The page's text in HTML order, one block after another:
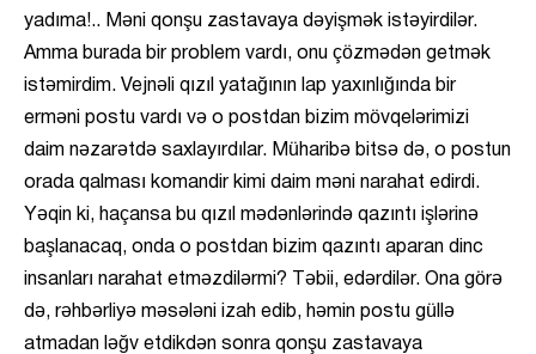
yadıma!.. Məni qonşu zastavaya dəyişmək istəyirdilər.
Amma burada bir problem vardı, onu çözmədən getmək
istəmirdim. Vejnəli qızıl yatağının lap yaxınlığında bir
erməni postu vardı və o postdan bizim mövqelərimizi
daim nəzarətdə saxlayırdılar. Müharibə bitsə də, o postun
orada qalması komandir kimi daim məni narahat edirdi.
Yəqin ki, haçansa bu qızıl mədənlərində qazıntı işlərinə
başlanacaq, onda o postdan bizim qazıntı aparan dinc
insanları narahat etməzdilərmi? Təbii, edərdilər. Ona görə
də, rəhbərliyə məsələni izah edib, həmin postu güllə
atmadan ləğv etdikdən sonra qonşu zastavaya